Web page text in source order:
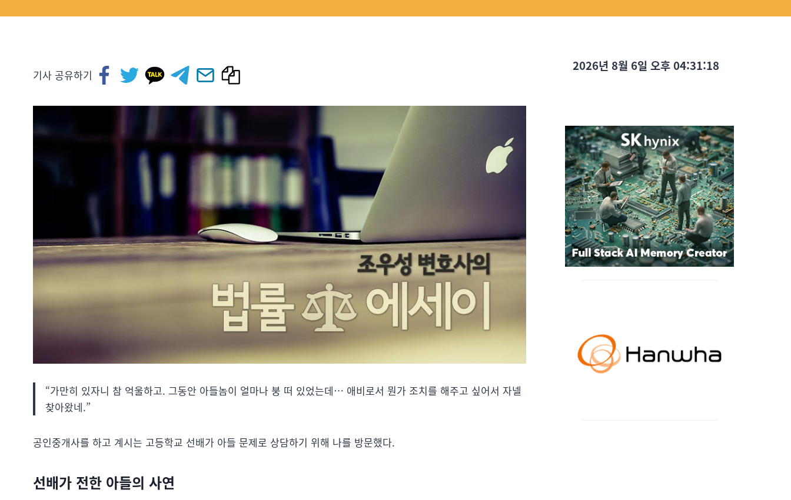
기사 공유하기
“가만히 있자니 참 억울하고. 그동안 아들놈이 얼마나 붕 떠 있었는데… 애비로서 뭔가 조치를 해주고 싶어서 자넬
찾아왔네.”
공인중개사를 하고 계시는 고등학교 선배가 아들 문제로 상담하기 위해 나를 방문했다.
선배가 전한 아들의 사연
2026년 8월 6일 오후 04:31:20